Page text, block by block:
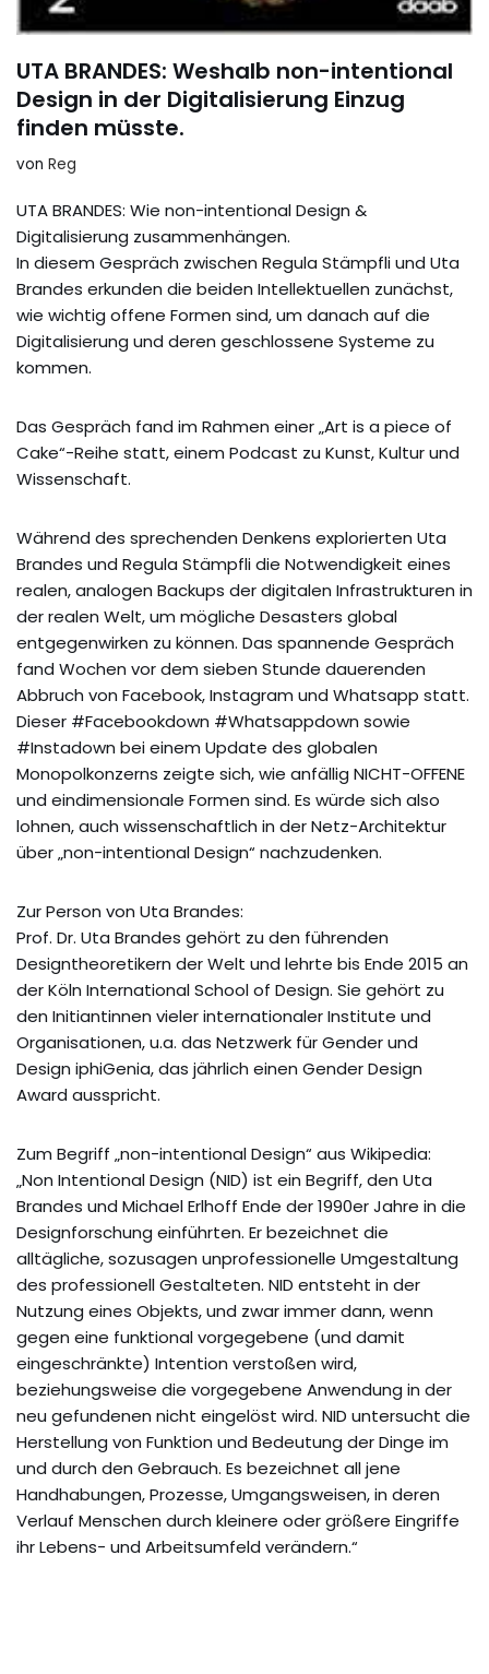
UTA BRANDES: Weshalb non-intentional
Design in der Digitalisierung Einzug
finden müsste.
von Reg
UTA BRANDES: Wie non-intentional Design &
Digitalisierung zusammenhängen.
In diesem Gespräch zwischen Regula Stämpfli und Uta
Brandes erkunden die beiden Intellektuellen zunächst,
wie wichtig offene Formen sind, um danach auf die
Digitalisierung und deren geschlossene Systeme zu
kommen.
Das Gespräch fand im Rahmen einer „Art is a piece of
Cake“-Reihe statt, einem Podcast zu Kunst, Kultur und
Wissenschaft.
Während des sprechenden Denkens explorierten Uta
Brandes und Regula Stämpfli die Notwendigkeit eines
realen, analogen Backups der digitalen Infrastrukturen in
der realen Welt, um mögliche Desasters global
entgegenwirken zu können. Das spannende Gespräch
fand Wochen vor dem sieben Stunde dauerenden
Abbruch von Facebook, Instagram und Whatsapp statt.
Dieser #Facebookdown #Whatsappdown sowie
#Instadown bei einem Update des globalen
Monopolkonzerns zeigte sich, wie anfällig NICHT-OFFENE
und eindimensionale Formen sind. Es würde sich also
lohnen, auch wissenschaftlich in der Netz-Architektur
über „non-intentional Design“ nachzudenken.
Zur Person von Uta Brandes:
Prof. Dr. Uta Brandes gehört zu den führenden
Designtheoretikern der Welt und lehrte bis Ende 2015 an
der Köln International School of Design. Sie gehört zu
den Initiantinnen vieler internationaler Institute und
Organisationen, u.a. das Netzwerk für Gender und
Design iphiGenia, das jährlich einen Gender Design
Award ausspricht.
Zum Begriff „non-intentional Design“ aus Wikipedia:
„Non Intentional Design (NID) ist ein Begriff, den Uta
Brandes und Michael Erlhoff Ende der 1990er Jahre in die
Designforschung einführten. Er bezeichnet die
alltägliche, sozusagen unprofessionelle Umgestaltung
des professionell Gestalteten. NID entsteht in der
Nutzung eines Objekts, und zwar immer dann, wenn
gegen eine funktional vorgegebene (und damit
eingeschränkte) Intention verstoßen wird,
beziehungsweise die vorgegebene Anwendung in der
neu gefundenen nicht eingelöst wird. NID untersucht die
Herstellung von Funktion und Bedeutung der Dinge im
und durch den Gebrauch. Es bezeichnet all jene
Handhabungen, Prozesse, Umgangsweisen, in deren
Verlauf Menschen durch kleinere oder größere Eingriffe
ihr Lebens- und Arbeitsumfeld verändern.“